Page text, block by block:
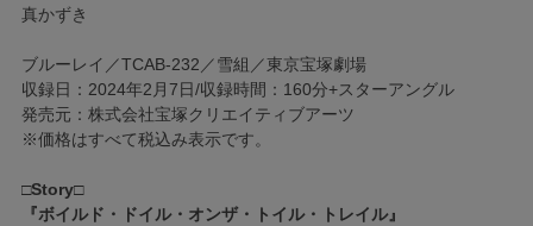
真かずき
ブルーレイ／TCAB-232／雪組／東京宝塚劇場
収録日：2024年2月7日/収録時間：160分+スターアングル
発売元：株式会社宝塚クリエイティブアーツ
※価格はすべて税込み表示です。
□Story□
『ボイルド・ドイル・オンザ・トイル・トレイル』